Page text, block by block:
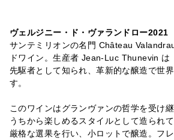
ヴェルジニー・ド・ヴァランドロー2021
サンテミリオンの名門 Château
ドワイン。生産者 Jean-Luc Thunevin は
先駆者として知られ、革新的な醸造で世
す。
このワインはグランヴァンの哲学を受け
うちから楽しめるスタイルとして造られ
厳格な選果を行い、小ロットで醸造。フ